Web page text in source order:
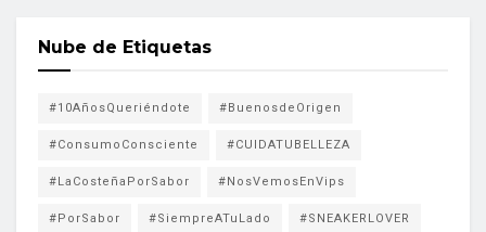
Nube de Etiquetas
#10AñosQueriéndote #BuenosdeOrigen
#ConsumoConsciente #CUIDATUBELLEZA
#LaCosteñaPorSabor #NosVemosEnVips
#PorSabor #SiempreATuLado #SNEAKERLOVER